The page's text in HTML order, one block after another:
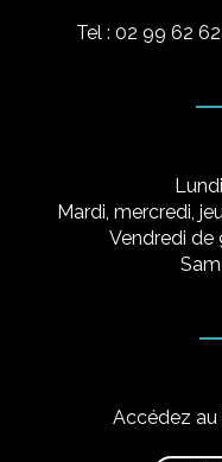
Tel : 02 99 62
Mardi, mercredi,
Vendredi de
Accédez